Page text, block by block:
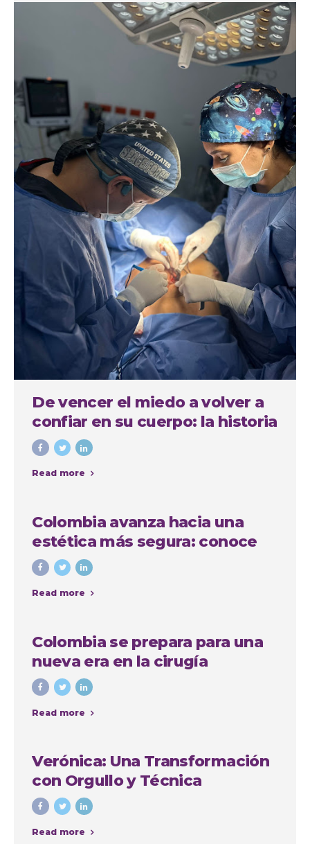
De vencer el miedo a volver a
confiar en su cuerpo: la historia
de Anna, paciente
internacional en Medellín
Read more
Colombia avanza hacia una
estética más segura: conoce
quiénes podrán realizar
procedimientos estéticos
Read more
Colombia se prepara para una
nueva era en la cirugía
estética: avanza proyecto de
ley que regula las
intervenciones con fines
Read more
Verónica: Una Transformación
con Orgullo y Técnica
Read more